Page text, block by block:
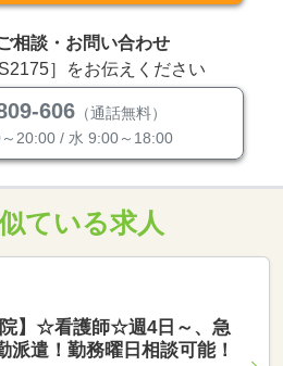
相談・お問い合わせ
］をお伝えください
606 （通話無料）
20:00 / 水 9:00～18:00
ている求人
院】☆看護師☆週4日～、急
派遣！勤務曜日相談可能！